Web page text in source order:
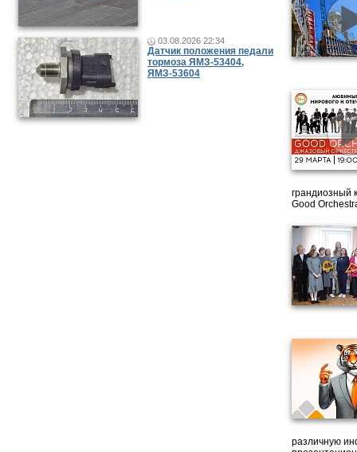
03.08.2026 22:34
Датчик положения педали
тормоза ЯМЗ-53404,
ЯМЗ-53604
грандиозный
Good
различную